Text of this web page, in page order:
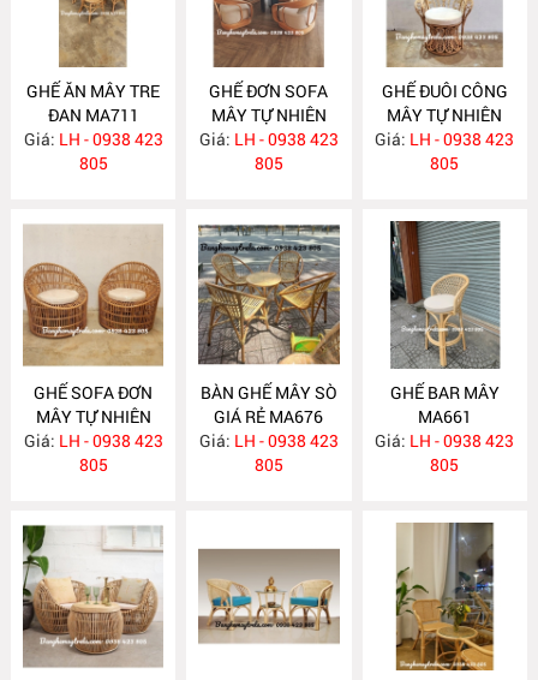
GHẾ ĂN MÂY TRE
ĐAN MA711
Giá: LH - 0938 423
805
GHẾ ĐƠN SOFA
MÂY TỰ NHIÊN
MA701
Giá: LH - 0938 423
805
GHẾ ĐUÔI CÔNG
MÂY TỰ NHIÊN
DECOR CHỤP
HÌNH MA690
Giá: LH - 0938 423
805
GHẾ SOFA ĐƠN
MÂY TỰ NHIÊN
MA680
Giá: LH - 0938 423
805
BÀN GHẾ MÂY SÒ
GIÁ RẺ MA676
Giá: LH - 0938 423
805
GHẾ BAR MÂY
MA661
Giá: LH - 0938 423
805